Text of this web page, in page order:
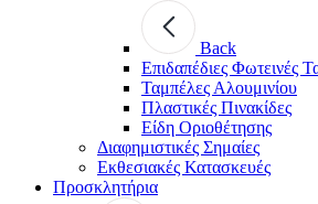
Back
Επιδαπέδιες Φωτεινές
Ταμπέλες Αλουμινίου
Πλαστικές Πινακίδες
Είδη Οριοθέτησης
Διαφημιστικές Σημαίες
Εκθεσιακές Κατασκευές
Προσκλητήρια